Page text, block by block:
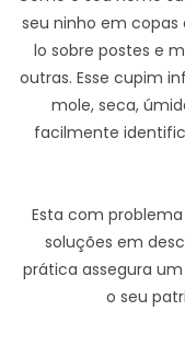
seu ninho em
lo sobre postes e
outras. Esse cupim
mole, seca,
facilmente
Esta com
soluções em
prática assegura
o seu